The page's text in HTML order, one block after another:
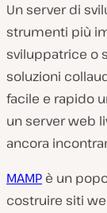
Un server di
strumenti più
sviluppatrice o
soluzioni
facile e rapido
un server web
ancora
MAMP è un
costruire siti